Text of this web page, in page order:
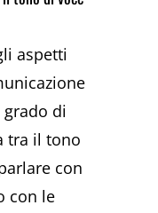
aspetti
di
tra il tono
con
con le